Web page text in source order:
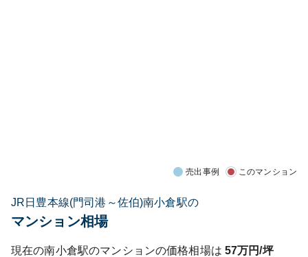
売出事例 このマンション
JR日豊本線(門司港～佐伯)南小倉駅の
マンション相場
現在の南小倉駅のマンションの価格相場は 57万円/坪